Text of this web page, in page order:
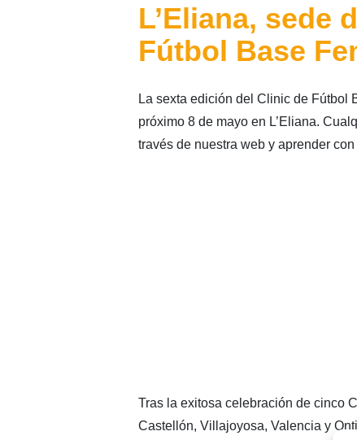
L’Eliana, sede
Fútbol Base
La sexta edición del Clinic de Fútbol
próximo 8 de mayo en L’Eliana.
través de nuestra web y aprender
Tras la exitosa celebración de cinco
Castellón, Villajoyosa, Valencia y